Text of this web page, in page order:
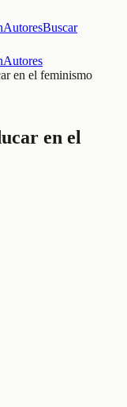
AutoresBuscar
Autores
en el feminismo
en el